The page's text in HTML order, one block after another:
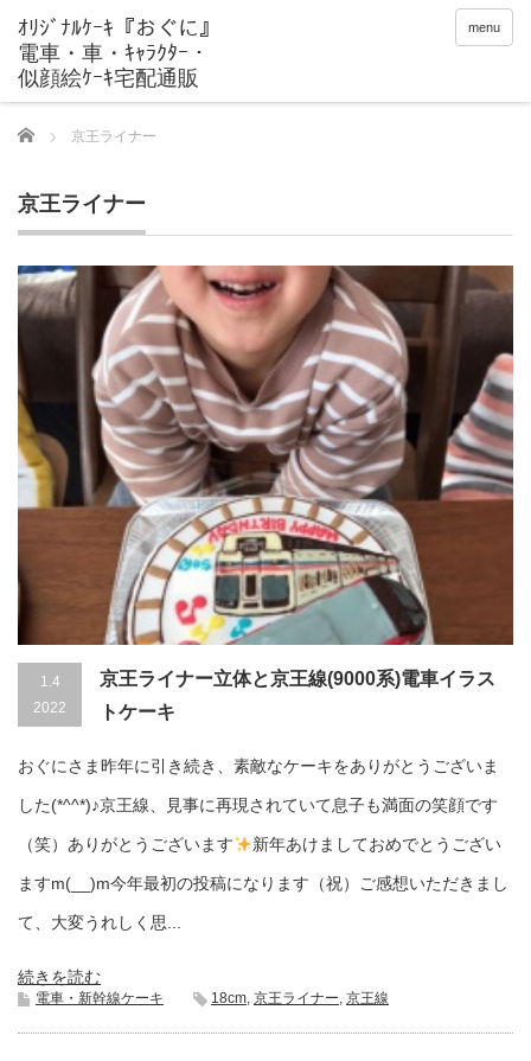
menu
Home 京王ライナー
京王ライナー
1.4
2022
京王ライナー立体と京王線(9000系)電車イラス
トケーキ
おぐにさま昨年に引き続き、素敵なケーキをありがとうございま
した(*^^*)♪京王線、見事に再現されていて息子も満面の笑顔です
（笑）ありがとうございます 新年あけましておめでとうござい
ますm(__)m今年最初の投稿になります（祝）ご感想いただきまし
て、大変うれしく思...
続きを読む
電車・新幹線ケーキ 18cm, 京王ライナー, 京王線